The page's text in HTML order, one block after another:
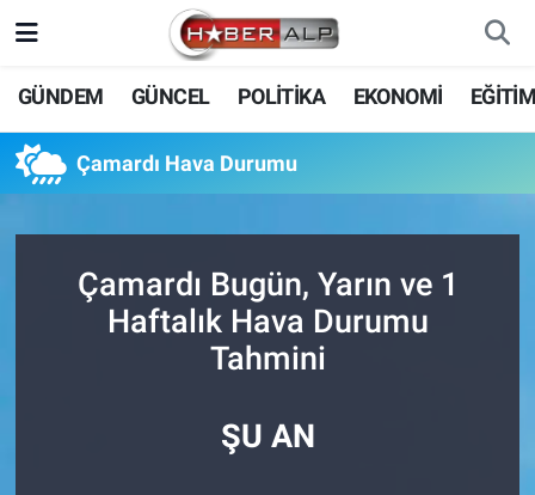
GÜNDEM GÜNCEL POLİTİKA EKONOMİ
Çamardı Hava Durumu
Çamardı Bugün, Yarın ve 1
Haftalık Hava Durumu
Tahmini
ŞU AN
Nöbetçi Eczaneler
Hava Durumu
Süper Lig Puan Durumu ve Fikstür
Tüm Manşetler